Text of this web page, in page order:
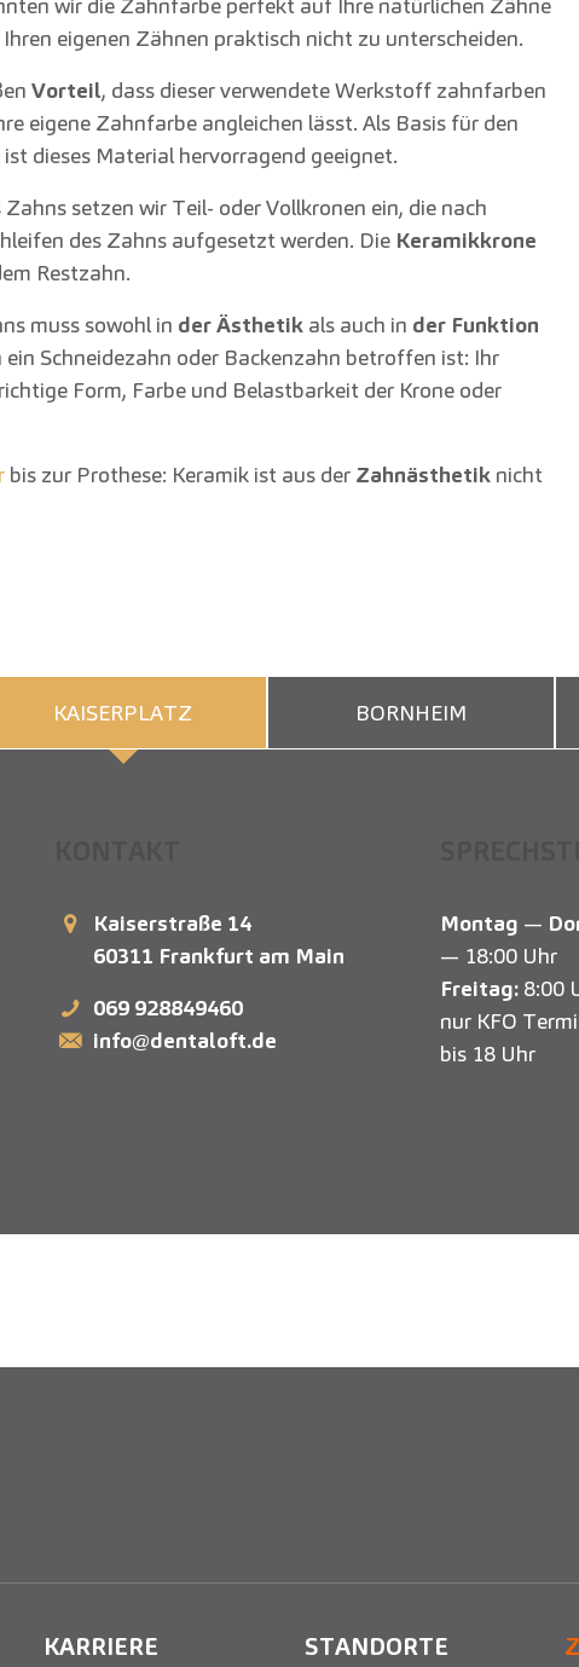
eigenen Zähnen praktisch nicht zu unterscheiden.
Vorteil, dass dieser verwendete Werkstoff zahnfarben
eigene Zahnfarbe angleichen lässt. Als Basis für den
dieses Material hervorragend geeignet.
Zahns setzen wir Teil- oder Vollkronen ein, die nach
des Zahns aufgesetzt werden. Die Keramikkrone
Restzahn.
muss sowohl in der Ästhetikals auch in der Funktion
Schneidezahn oder Backenzahn betroffen ist: Ihr
Form, Farbe und Belastbarkeit der Krone oder
bis zur Prothese: Keramik ist aus der Zahnästhetiknicht
KAISERPLATZ BORNHEIM
Kaiserstraße 14
60311 Frankfurt am Main
069 928849460
info@dentaloft.de
Montag —
— 18:00 Uhr
Freitag: 8:00
nur KFO
bis 18 Uhr
KARRIERE STANDORTE